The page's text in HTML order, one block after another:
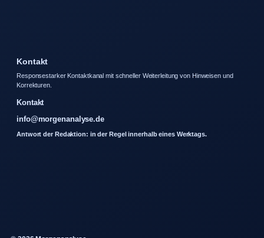
Kontakt
Responsestarker Kontaktkanal mit schneller Weiterleitung von Hinweisen und
Korrekturen.
Kontakt
info@morgenanalyse.de
Antwort der Redaktion: in der Regel innerhalb eines Werktags.